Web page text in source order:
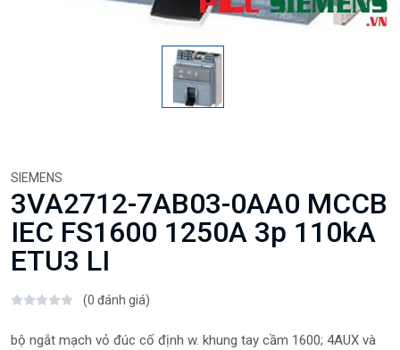
SIEMENS
3VA2712-7AB03-0AA0 MCCB
IEC FS1600 1250A 3p 110kA
ETU3 LI
(0 đánh giá)
bộ ngắt mạch vỏ đúc cố định w. khung tay cầm 1600; 4AUX và